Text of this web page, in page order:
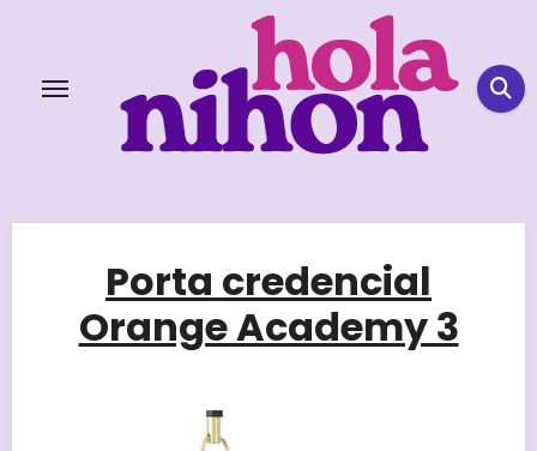
content
Porta credencial
Orange Academy 3